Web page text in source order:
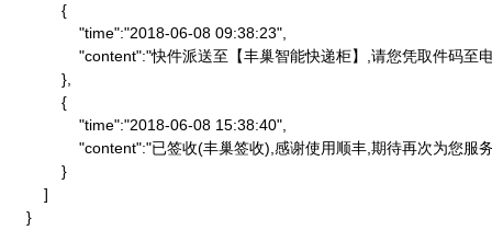
            {
                "time":"2018-06-08 09:38:23",
"content":"快件派送至【丰巢智能快递柜】,请您凭取件
            },
            {
                "time":"2018-06-08 15:38:40",
"content":"已签收(丰巢签收),感谢使用顺丰,期待再次为您服
            }
        ]
    }